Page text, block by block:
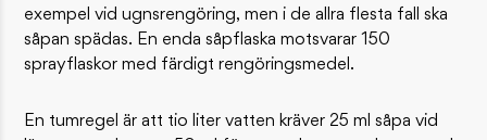
exempel vid ugnsrengöring, men i de allra flesta fall ska
såpan spädas. En enda såpflaska motsvarar 150
sprayflaskor med färdigt rengöringsmedel.
En tumregel är att tio liter vatten kräver 25 ml såpa vid